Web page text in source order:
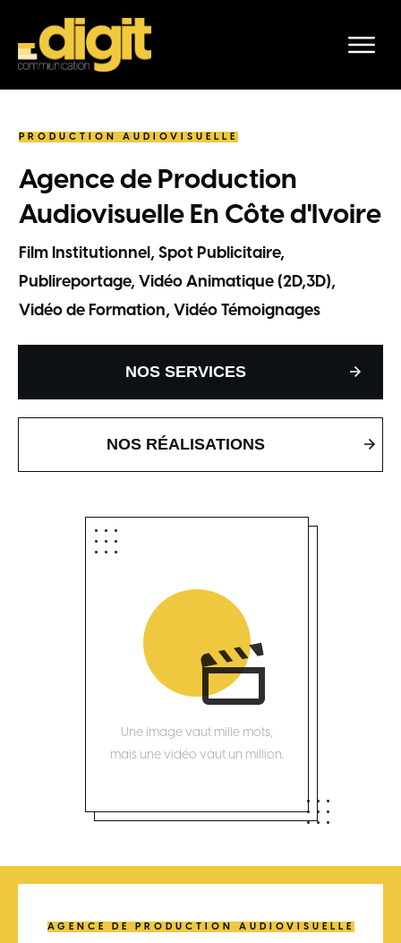
PRODUCTION AUDIOVISUELLE
Agence de Production
Audiovisuelle En Côte d'Ivoire
Film Institutionnel, Spot Publicitaire,
Publireportage, Vidéo Animatique (2D,3D),
Vidéo de Formation, Vidéo Témoignages
NOS SERVICES
NOS RÉALISATIONS
Une image vaut mille mots,
mais une vidéo vaut un million.
AGENCE DE PRODUCTION AUDIOVISUELLE